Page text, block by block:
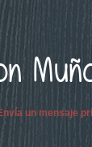
un mensaje